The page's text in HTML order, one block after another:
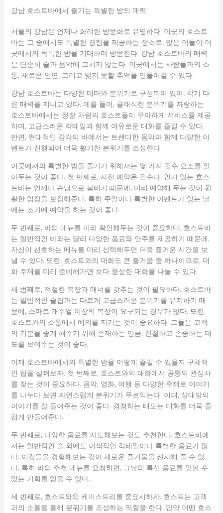
강남 호스트바에서 즐기는 특별한 밤의 매력!
서울의 강남은 언제나 화려한 밤문화로 유명하다. 이곳의 호스트
바는 그 중에서도 특별한 경험을 제공하는 장소로, 많은 이들이 이
곳에서의 독특한 밤을 기대하며 방문한다. 강남 호스트바의 매력
은 단순히 술과 음악에 그치지 않는다. 이곳에서는 사람들과의 소
통, 새로운 인연, 그리고 잊지 못할 추억을 만들어갈 수 있다.
강남 호스트바는 다양한 테마와 분위기로 구성되어 있어, 각기 다
른 매력을 지니고 있다. 예를 들어, 클래식한 분위기를 자랑하는
호스트바에서는 정장 차림의 호스트들이 우아하게 서비스를 제공
하며, 고급스러운 칵테일과 함께 여유로운 대화를 즐길 수 있다.
반면, 현대적인 감각의 바에서는 트렌디한 음악과 함께 다양한 이
벤트가 진행되어 더욱 활기찬 분위기를 조성한다.
이곳에서의 특별한 밤을 즐기기 위해서는 몇 가지 필수 요소를 알
아두는 것이 좋다. 첫 번째로, 사전 예약은 필수다. 인기 있는 호스
트바는 언제나 손님으로 붐비기 때문에, 미리 예약해 두는 것이 원
활한 입장을 보장해준다. 특히 주말이나 특별한 이벤트가 있는 날
에는 조기에 예약을 하는 것이 좋다.
두 번째로, 바의 메뉴를 미리 확인해두는 것이 중요하다. 호스트바
는 일반적인 바와는 달리 다양한 음료와 안주를 제공하기 때문에,
자신이 선호하는 메뉴를 미리 선택해두면 더욱 즐거운 시간을 보
낼 수 있다. 또한, 호스트와의 대화도 큰 즐거움 중 하나이므로, 대
화 주제를 미리 준비해가면 보다 풍성한 대화를 나눌 수 있다.
세 번째로, 적절한 복장과 매너를 갖추는 것이 필요하다. 호스트바
는 일반적인 술집과는 다르게 고급스러운 분위기를 유지하기 때
문에, 스마트 캐주얼 이상의 복장이 요구되는 경우가 많다. 또한,
호스트와의 소통에서 예의를 지키는 것이 중요하다. 그들은 고객
의 기분을 좋게 해주기 위해 존재하는 만큼, 친절하고 존중하는 태
도를 보여주는 것이 좋다.
이제 호스트바에서의 특별한 밤을 어떻게 즐길 수 있을지 구체적
인 팁을 살펴보자. 첫 번째로, 호스트와의 대화에서 공통의 관심사
를 찾는 것이 중요하다. 음악, 영화, 여행 등 다양한 주제로 이야기
를 나누다 보면 자연스럽게 분위기가 무르익는다. 이때, 상대방의
이야기를 잘 들어주는 것이 좋다. 경청하는 태도는 대화를 더욱 즐
겁게 만들어준다.
두 번째로, 다양한 음료를 시도해보는 것도 추천한다. 호스트바에
서는 일반적인 술 외에도 이색적인 칵테일이나 특별한 음료가 많
다. 이것들을 경험해보는 것이 새로운 즐거움을 선사해 줄 수 있
다. 특히 바의 추천 메뉴를 요청하면, 그날의 특선 음료를 맛볼 수
있는 기회를 얻을 수 있다.
세 번째로, 호스트와의 케미스트리를 중요시하자. 호스트는 고객
과의 소통을 통해 분위기를 조성하는 역할을 한다. 만약 어떤 호스